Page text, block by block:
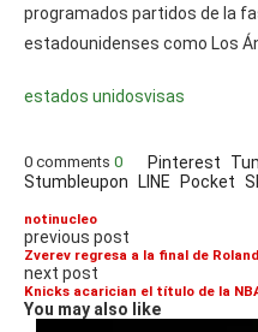
programados partidos de la
estadounidenses como Los
estados unidosvisas
0 comments 0 Pinterest
Stumbleupon
LINE Pocket
notinucleo
previous post
Zverev regresa a la final de
next post
Knicks acarician el título de la
You may also like